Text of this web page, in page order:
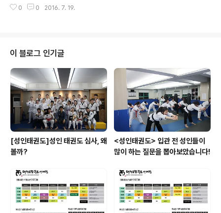
0 0 2016. 7. 19.
이 블로그 인기글
[성인태권도]성인 태권도 심사, 왜
볼까?
<성인태권도> 입관 전 성인들이
많이 하는 질문을 뽑아보았습니다!